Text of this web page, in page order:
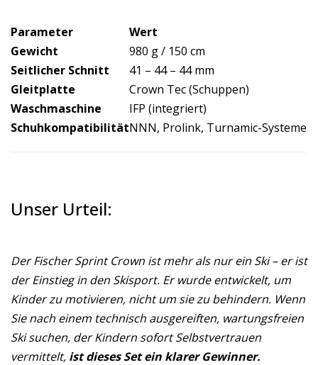
Parameter
Wert
Gewicht
980 g / 150 cm
Seitlicher Schnitt
41 – 44 – 44 mm
Gleitplatte
Crown Tec (Schuppen)
Waschmaschine
IFP (integriert)
SchuhkompatibilitätNNN, Prolink, Turnamic-Systeme
Unser Urteil:
Der Fischer Sprint Crown ist mehr als nur ein Ski – er ist
der Einstieg in den Skisport. Er wurde entwickelt, um
Kinder zu motivieren, nicht um sie zu behindern. Wenn
Sie nach einem technisch ausgereiften, wartungsfreien
Ski suchen, der Kindern sofort Selbstvertrauen
vermittelt, ist dieses Set ein klarer Gewinner.